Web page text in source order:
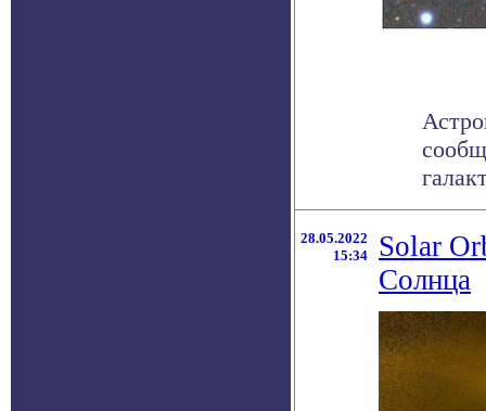
28.05.2022
15:34
Solar
Солнца